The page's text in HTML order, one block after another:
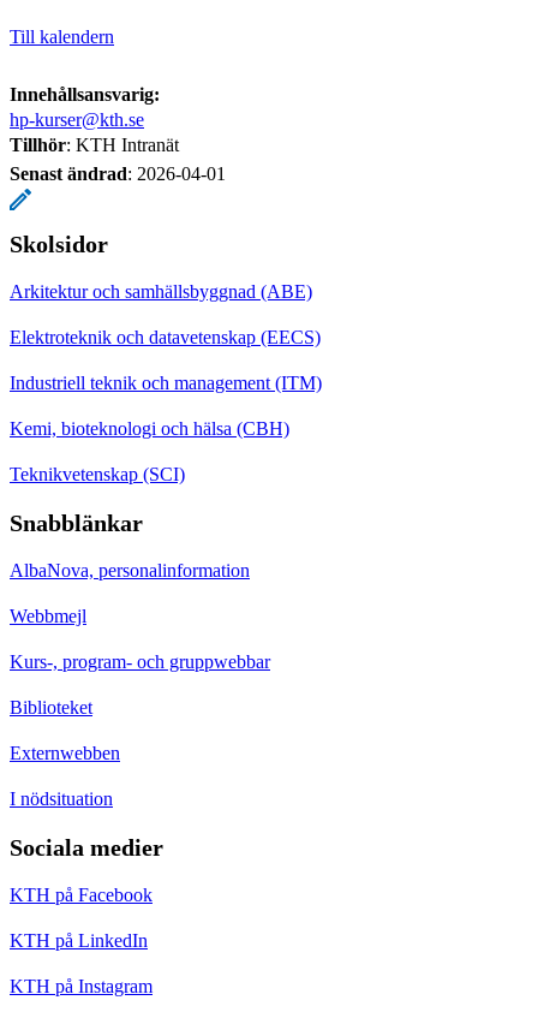
Till kalendern
Innehållsansvarig:
hp-kurser@kth.se
Tillhör: KTH Intranät
Senast ändrad: 2026-04-01
Skolsidor
Arkitektur och samhällsbyggnad (ABE)
Elektroteknik och datavetenskap (EECS)
Industriell teknik och management (ITM)
Kemi, bioteknologi och hälsa (CBH)
Teknikvetenskap (SCI)
Snabblänkar
AlbaNova, personalinformation
Webbmejl
Kurs-, program- och gruppwebbar
Biblioteket
Externwebben
I nödsituation
Sociala medier
KTH på Facebook
KTH på LinkedIn
KTH på Instagram